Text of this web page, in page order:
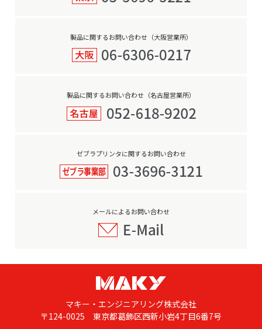
製品に関するお問い合わせ（大阪営業所）
製品に関するお問い合わせ（名古屋営業所）
ゼブラプリンタに関するお問い合わせ
メールによるお問い合わせ
マキー・エンジニアリング株式会社
〒124-0025 東京都葛飾区西新小岩4丁目6番7号